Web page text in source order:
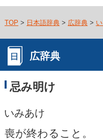
TOP > 日本語辞典> 広辞典>
広辞典
忌み明け
いみあけ
喪が終わること。